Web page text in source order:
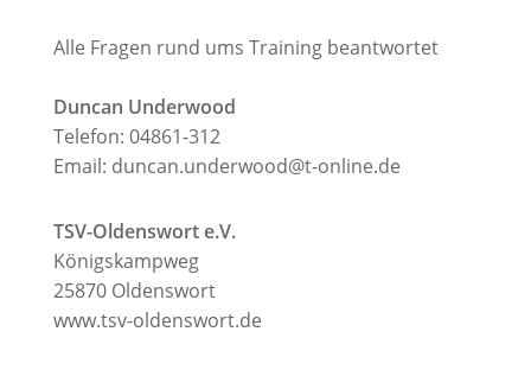
Alle Fragen rund ums Training beantwortet
Duncan Underwood
Telefon: 04861-312
Email: duncan.underwood@t-online.de
TSV-Oldenswort e.V.
Königskampweg
25870 Oldenswort
www.tsv-oldenswort.de